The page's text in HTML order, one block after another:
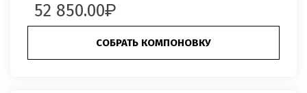
52 850.00
СОБРАТЬ КОМПОНОВКУ